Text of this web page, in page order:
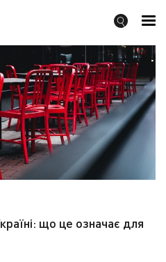
що це означає для